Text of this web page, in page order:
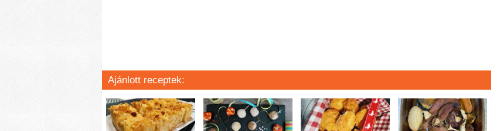
Ajánlott receptek: